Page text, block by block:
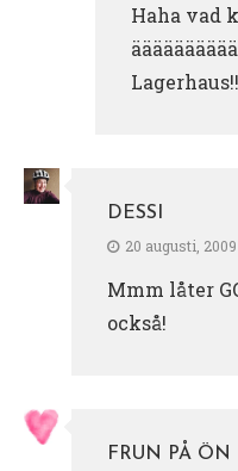
Haha vad
DESSI
20 augusti, 2009
Mmm låter
också!
FRUN PÅ ÖN